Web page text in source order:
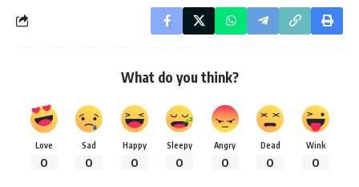
What do you think?
Love
0
Sad
0
Happy
0
Sleepy
0
Angry
0
Dead
0
Wink
0